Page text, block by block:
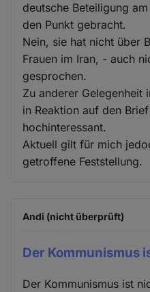
deutsche Beteiligung
den Punkt gebracht.
Nein, sie hat nicht über
Frauen im Iran, - auch
gesprochen.
Zu anderer Gelegenheit
in Reaktion auf den
hochinteressant.
Aktuell gilt für mich
getroffene Feststellung.
Andi (nicht überprüft)
Der Kommunismus
Der Kommunismus ist